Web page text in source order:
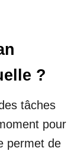
?
tâches
pour
permet de